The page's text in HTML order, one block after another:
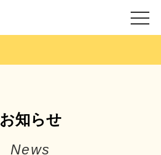
toggle
お知らせ